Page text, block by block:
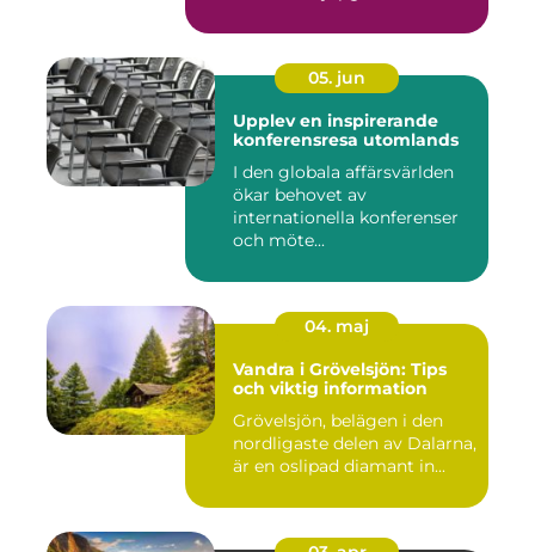
05. jun
Upplev en inspirerande
konferensresa utomlands
I den globala affärsvärlden
ökar behovet av
internationella konferenser
och möte...
04. maj
Vandra i Grövelsjön: Tips
och viktig information
Grövelsjön, belägen i den
nordligaste delen av Dalarna,
är en oslipad diamant in...